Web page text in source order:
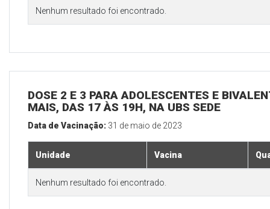
Nenhum resultado foi encontrado.
DOSE 2 E 3 PARA ADOLESCENTES E
MAIS, DAS 17 ÀS 19H, NA UBS SEDE
Data de Vacinação: 31 de maio de 2023
Unidade Vacina
Nenhum resultado foi encontrado.